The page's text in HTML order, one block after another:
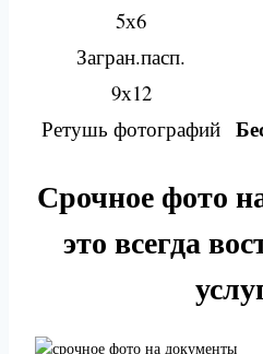
5х6
Загран.пасп.
9х12
Ретушь фотографий
Срочное фото
это всегда